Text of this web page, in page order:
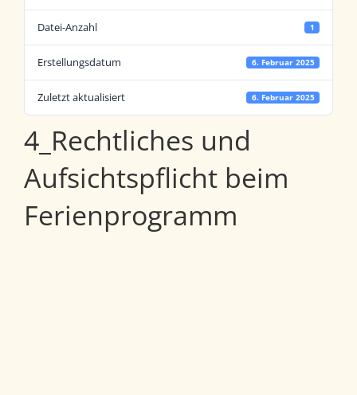
Datei-Anzahl 1
Erstellungsdatum 6. Februar 2025
Zuletzt aktualisiert 6. Februar 2025
4_Rechtliches und
Aufsichtspflicht beim
Ferienprogramm